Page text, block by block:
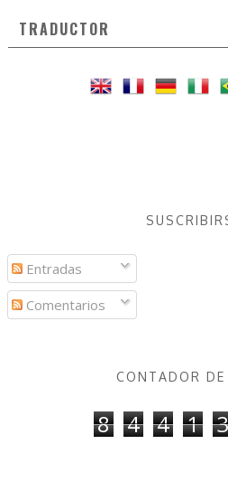
TRADUCTOR
Entradas
Comentarios
CONTADOR
8 4 4 1 3